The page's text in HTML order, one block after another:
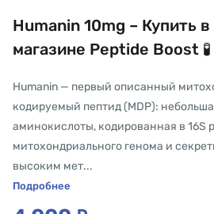
Humanin 10mg – Купить
магазине Peptide Boost 🧪
Humanin — первый описанный
кодируемый пептид (MDP):
аминокислоты, кодированная в 16S
митохондриального генома и
высоким мет...
Подробнее